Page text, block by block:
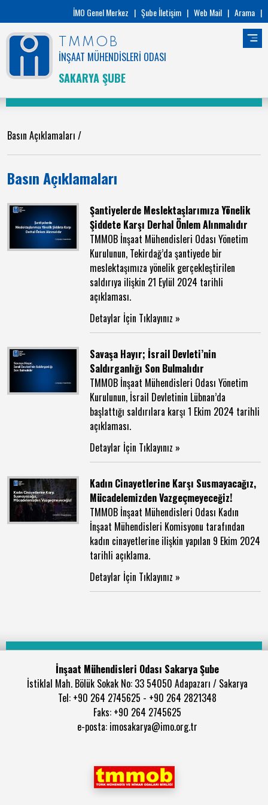
İMO Genel Merkez | Şube İletişim | Web Mail | Arama |
TMMOB
İNŞAAT MÜHENDİSLERİ ODASI
SAKARYA ŞUBE
Basın Açıklamaları /
Basın Açıklamaları
Şantiyelerde Meslektaşlarımıza Yönelik
Şiddete Karşı Derhal Önlem Alınmalıdır
TMMOB İnşaat Mühendisleri Odası Yönetim
Kurulunun, Tekirdağ’da şantiyede bir
meslektaşımıza yönelik gerçekleştirilen
saldırıya ilişkin 21 Eylül 2024 tarihli
açıklaması.
Detaylar İçin Tıklayınız »
Savaşa Hayır; İsrail Devleti’nin
Saldırganlığı Son Bulmalıdır
TMMOB İnşaat Mühendisleri Odası Yönetim
Kurulunun, İsrail Devletinin Lübnan’da
başlattığı saldırılara karşı 1 Ekim 2024 tarihli
açıklaması.
Detaylar İçin Tıklayınız »
Kadın Cinayetlerine Karşı Susmayacağız,
Mücadelemizden Vazgeçmeyeceğiz!
TMMOB İnşaat Mühendisleri Odası Kadın
İnşaat Mühendisleri Komisyonu tarafından
kadın cinayetlerine ilişkin yapılan 9 Ekim 2024
tarihli açıklama.
Detaylar İçin Tıklayınız »
İnşaat Mühendisleri Odası Sakarya Şube
İstiklal Mah. Bölük Sokak No: 33 54050 Adapazarı / Sakarya
Tel: +90 264 2745625 - +90 264 2821348
Faks: +90 264 2745625
e-posta: imosakarya@imo.org.tr